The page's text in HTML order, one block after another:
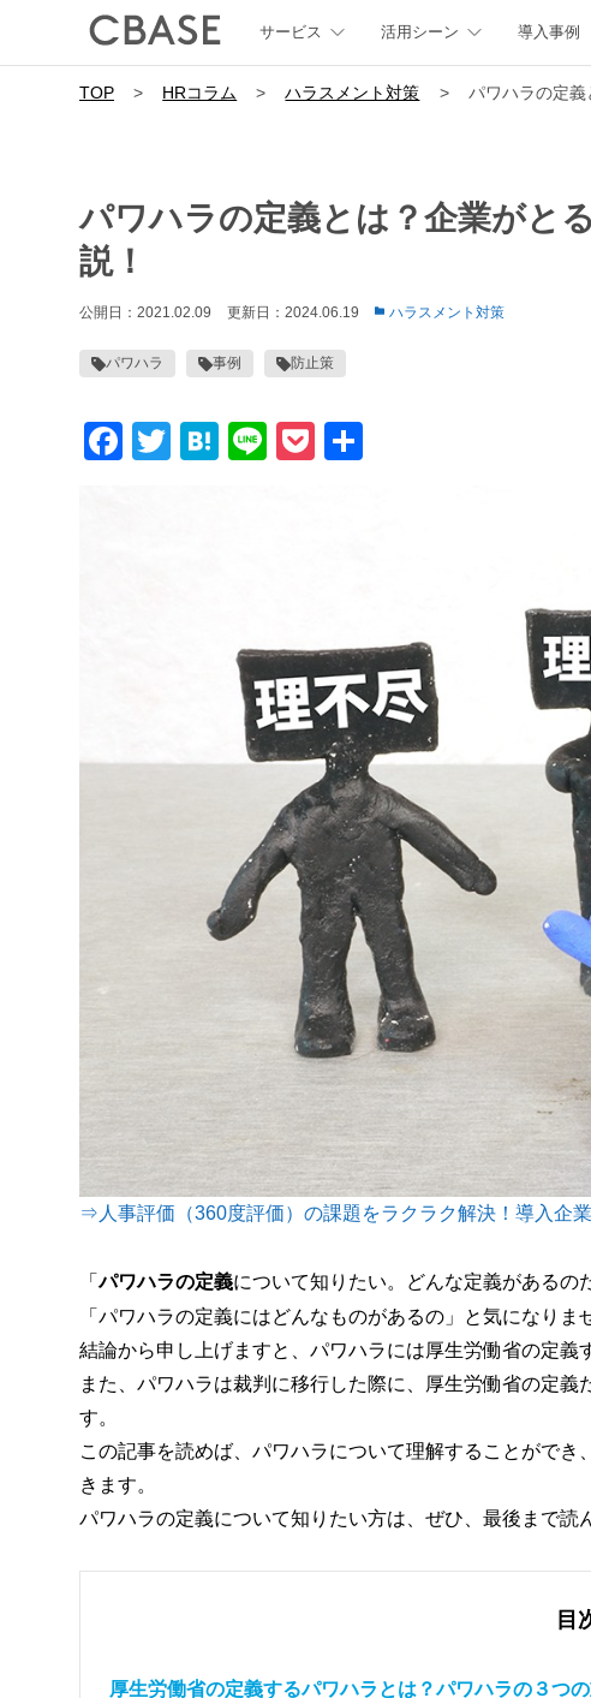
サービス 活用シーン 導入事例
TOP > HRコラム > ハラスメント対策 > パワハラの定義
パワハラの定義とは？企業がと
説！
公開日：2021.02.09 更新日：2024.06.19 ハラスメント対策
パワハラ 事例 防止策
Facebook
Twitter
Hatena
LinePocket
⇒人事評価（360度評価）の課題をラクラク解決！導入企
「パワハラの定義について知りたい。どんな定義があるの
「パワハラの定義にはどんなものがあるの」と気になりま
結論から申し上げますと、パワハラには厚生労働省の定義
また、パワハラは裁判に移行した際に、厚生労働省の定
す。
この記事を読めば、パワハラについて理解することがで
きます。
パワハラの定義について知りたい方は、ぜひ、最後まで読
目
厚生労働省の定義するパワハラとは？パワハラの３つ